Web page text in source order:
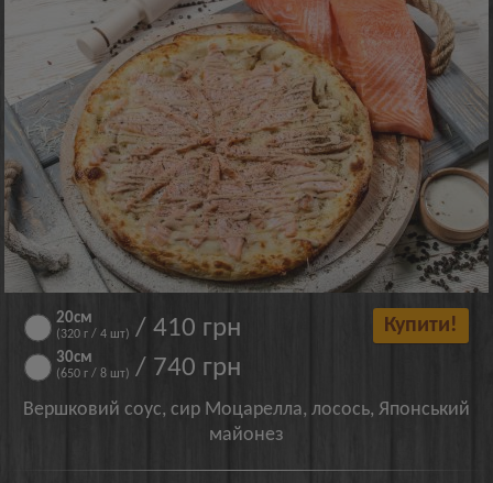
20см
(320 г / 4 шт) / 410 грн
30см
(650 г / 8 шт) / 740 грн
Купити!
Вершковий соус, сир Моцарелла, лосось, Японський
майонез